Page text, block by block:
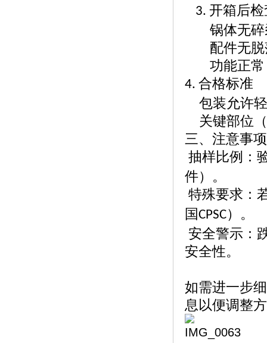
3. 开箱后
锅体无
配件无
功能正
4. 合格标准
包装允许
关键部位
三、注意事项
抽样比例：
件）。
特殊要求：
国CPSC）。
安全警示：
安全性。
如需进一步
息以便调整